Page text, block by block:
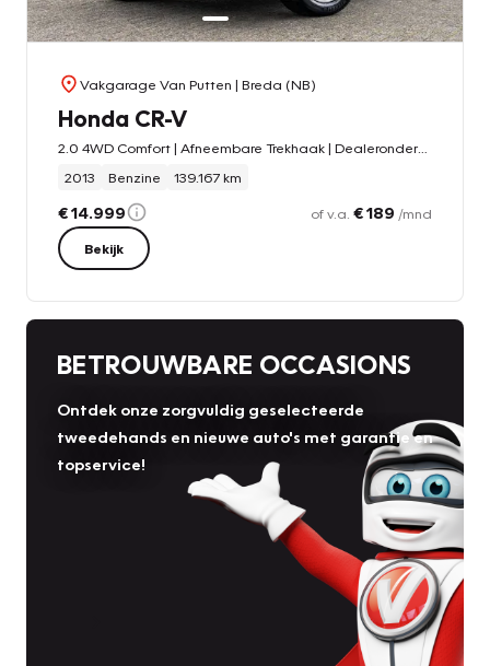
Vakgarage Van Putten | Breda (NB)
Honda CR-V
2013
Benzine 139.167 km
€ 14.999 of v.a. € 189 /mnd
Bekijk
BETROUWBARE OCCASIONS
Ontdek onze zorgvuldig geselecteerde
tweedehands en nieuwe auto's met garantie en
topservice!